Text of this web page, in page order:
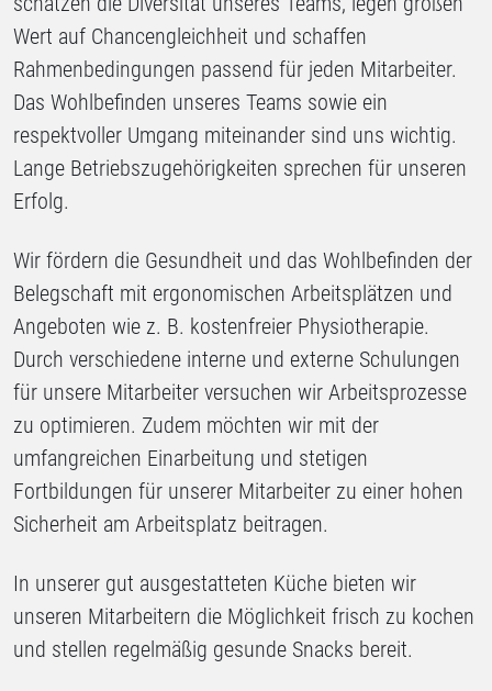
Wert auf Chancengleichheit und schaffen
Rahmenbedingungen passend für jeden Mitarbeiter.
Das Wohlbefinden unseres Teams sowie ein
respektvoller Umgang miteinander sind uns wichtig.
Lange Betriebszugehörigkeiten sprechen für unseren
Erfolg.
Wir fördern die Gesundheit und das Wohlbefinden der
Belegschaft mit ergonomischen Arbeitsplätzen und
Angeboten wie z. B. kostenfreier Physiotherapie.
Durch verschiedene interne und externe Schulungen
für unsere Mitarbeiter versuchen wir Arbeitsprozesse
zu optimieren. Zudem möchten wir mit der
umfangreichen Einarbeitung und stetigen
Fortbildungen für unserer Mitarbeiter zu einer hohen
Sicherheit am Arbeitsplatz beitragen.
In unserer gut ausgestatteten Küche bieten wir
unseren Mitarbeitern die Möglichkeit frisch zu kochen
und stellen regelmäßig gesunde Snacks bereit.